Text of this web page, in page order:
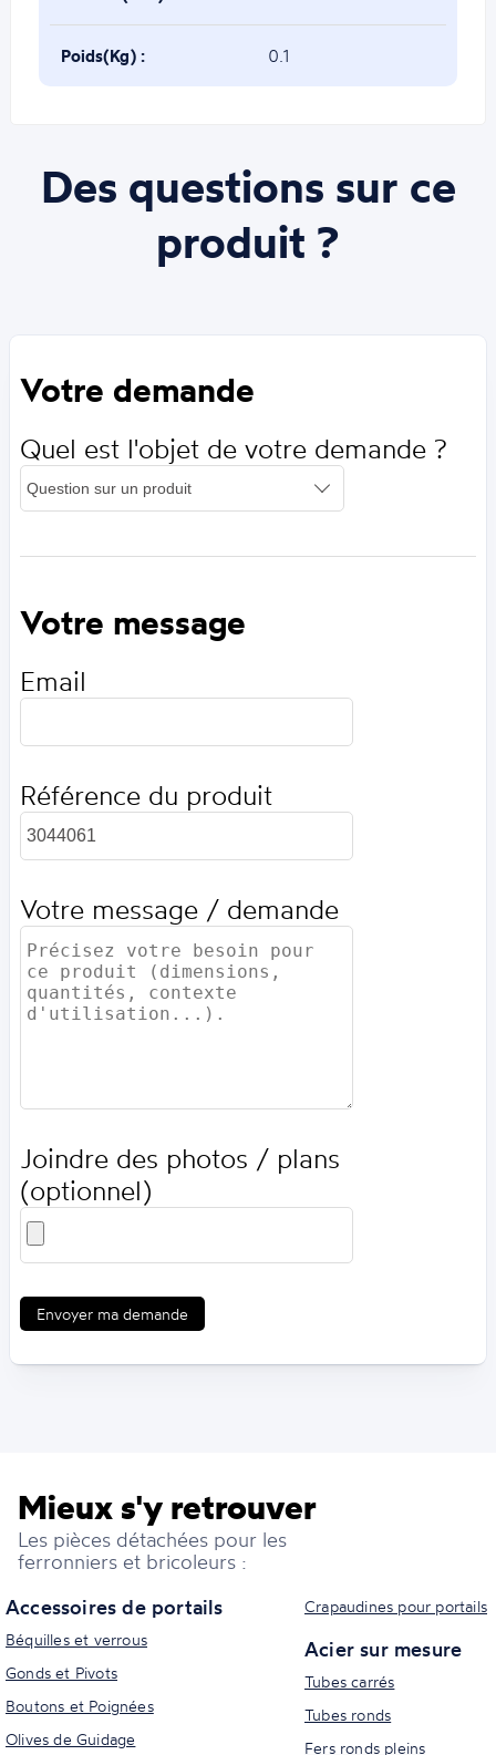
Poids(Kg) : 0.1
Des questions sur ce
produit ?
Votre demande
Quel est l'objet de votre demande ?
Votre message
Email
Référence du produit
Votre message / demande
Joindre des photos / plans
(optionnel)
Envoyer ma demande
Mieux s'y retrouver
Les pièces détachées pour les
ferronniers et bricoleurs :
Accessoires de portails
Béquilles et verrous
Gonds et Pivots
Boutons et Poignées
Olives de Guidage
Crapaudines pour portails
Acier sur mesure
Tubes carrés
Tubes ronds
Fers ronds pleins